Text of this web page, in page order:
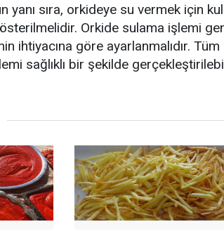
yanı sıra, orkideye su vermek için
Orkide sulama işlemi
ihtiyacına göre ayarlanmalıdır.
sağlıklı bir şekilde